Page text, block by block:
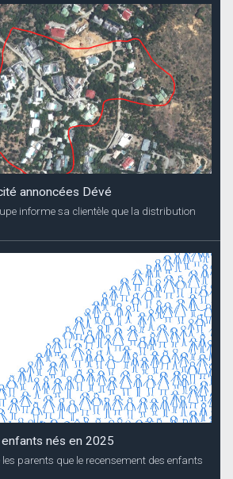
annoncées Dévé
informe sa clientèle que la distribution
nés en 2025
parents que le recensement des enfants